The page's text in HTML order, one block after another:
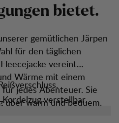
bietet.
gemütlichen Järpen
für den täglichen
vereint
Wärme mit einem
jedes Abenteuer. Sie
über warm und bequem.
oder einfach beim
verstellbar.